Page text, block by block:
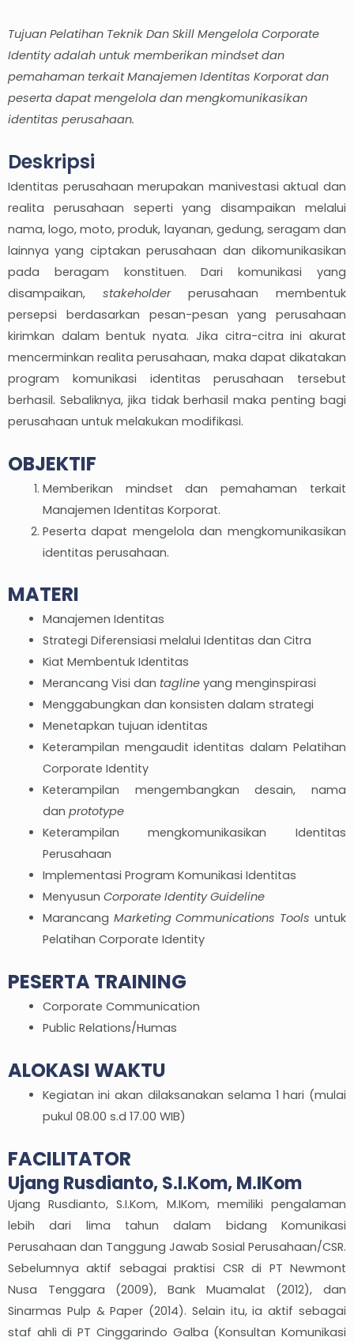
Tujuan Pelatihan Teknik Dan Skill Mengelola Corporate
Identity adalah untuk memberikan mindset dan
pemahaman terkait Manajemen Identitas Korporat dan
peserta dapat mengelola dan mengkomunikasikan
identitas perusahaan.
Deskripsi
Identitas perusahaan merupakan manivestasi aktual dan
realita perusahaan seperti yang disampaikan melalui
nama, logo, moto, produk, layanan, gedung, seragam dan
lainnya yang ciptakan perusahaan dan dikomunikasikan
pada beragam konstituen. Dari komunikasi yang
disampaikan, stakeholder perusahaan membentuk
persepsi berdasarkan pesan-pesan yang perusahaan
kirimkan dalam bentuk nyata. Jika citra-citra ini akurat
mencerminkan realita perusahaan, maka dapat dikatakan
program komunikasi identitas perusahaan tersebut
berhasil. Sebaliknya, jika tidak berhasil maka penting bagi
perusahaan untuk melakukan modifikasi.
OBJEKTIF
Memberikan mindset dan pemahaman terkait
Manajemen Identitas Korporat.
Peserta dapat mengelola dan mengkomunikasikan
identitas perusahaan.
MATERI
Manajemen Identitas
Strategi Diferensiasi melalui Identitas dan Citra
Kiat Membentuk Identitas
Merancang Visi dan taglineyang menginspirasi
Menggabungkan dan konsisten dalam strategi
Menetapkan tujuan identitas
Keterampilan mengaudit identitas dalam Pelatihan
Corporate Identity
Keterampilan mengembangkan desain, nama
dan prototype
Keterampilan mengkomunikasikan Identitas
Perusahaan
Implementasi Program Komunikasi Identitas
Menyusun Corporate Identity Guideline
Marancang Marketing Communications Toolsuntuk
Pelatihan Corporate Identity
PESERTA TRAINING
Corporate Communication
Public Relations/Humas
ALOKASI WAKTU
Kegiatan ini akan dilaksanakan selama 1 hari (mulai
pukul 08.00 s.d 17.00 WIB)
FACILITATOR
Ujang Rusdianto, S.I.Kom, M.IKom
Ujang Rusdianto, S.I.Kom, M.IKom, memiliki pengalaman
lebih dari lima tahun dalam bidang Komunikasi
Perusahaan dan Tanggung Jawab Sosial Perusahaan/CSR.
Sebelumnya aktif sebagai praktisi CSR di PT Newmont
Nusa Tenggara (2009), Bank Muamalat (2012), dan
Sinarmas Pulp & Paper (2014). Selain itu, ia aktif sebagai
staf ahli di PT Cinggarindo Galba (Konsultan Komunikasi